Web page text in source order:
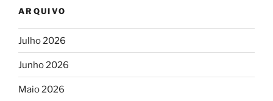
ARQUIVO
Julho 2026
Junho 2026
Maio 2026